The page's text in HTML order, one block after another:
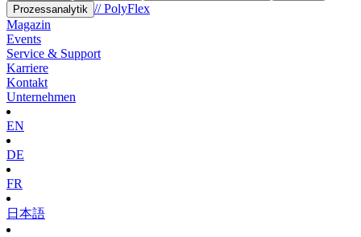
Prozessanalytik // PolyFlex
Magazin
Events
Service & Support
Karriere
Kontakt
Unternehmen
EN
DE
FR
日本語